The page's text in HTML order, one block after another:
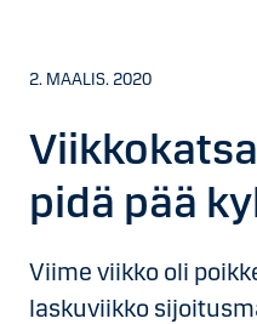
2. MAALIS. 2020
pidä pää
Viime viikko oli
laskuviikko